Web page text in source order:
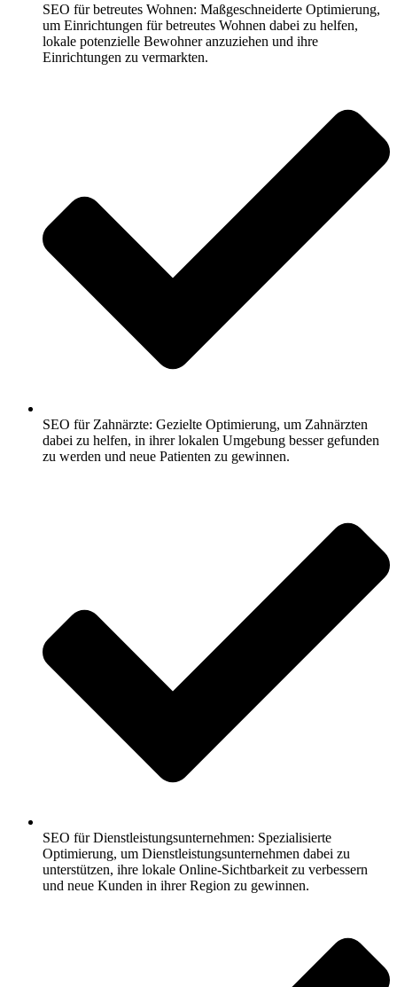
SEO für betreutes Wohnen: Maßgeschneiderte Optimierung,
um Einrichtungen für betreutes Wohnen dabei zu helfen,
lokale potenzielle Bewohner anzuziehen und ihre
Einrichtungen zu vermarkten.
SEO für Zahnärzte: Gezielte Optimierung, um Zahnärzten
dabei zu helfen, in ihrer lokalen Umgebung besser gefunden
zu werden und neue Patienten zu gewinnen.
SEO für Dienstleistungsunternehmen: Spezialisierte
Optimierung, um Dienstleistungsunternehmen dabei zu
unterstützen, ihre lokale Online-Sichtbarkeit zu verbessern
und neue Kunden in ihrer Region zu gewinnen.